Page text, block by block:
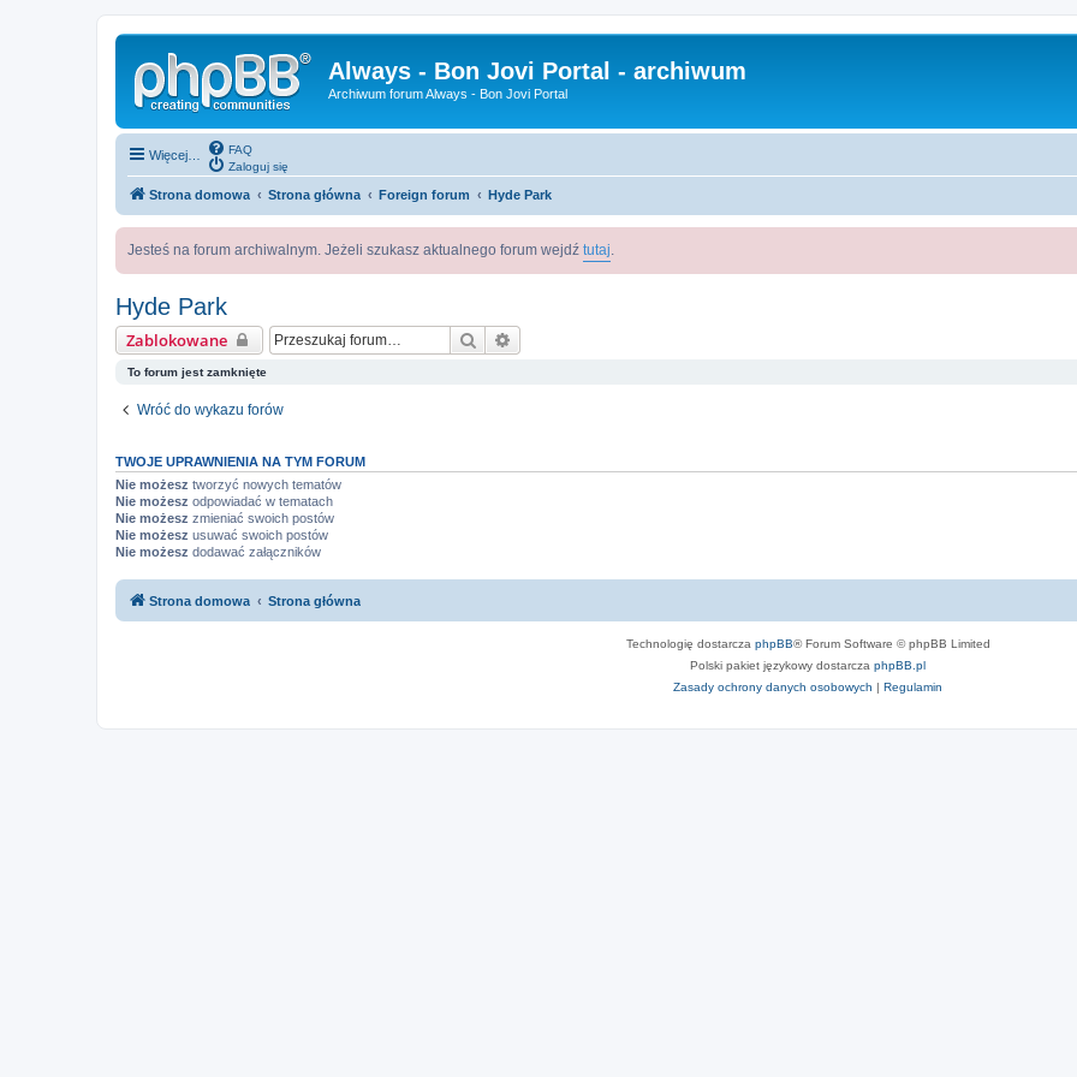
Always - Bon Jovi Portal - archiwum
Archiwum forum Always - Bon Jovi Portal
Więcej…
FAQ
Zaloguj się
Strona domowa Strona główna Foreign forum Hyde Park
Jesteś na forum archiwalnym. Jeżeli szukasz aktualnego forum wejdź tutaj
Hyde Park
Zablokowane Szukaj
To forum jest zamknięte
Wróć do wykazu forów
TWOJE UPRAWNIENIA NA TYM FORUM
Nie możesz tworzyć nowych tematów
Nie możesz odpowiadać w tematach
Nie możesz zmieniać swoich postów
Nie możesz usuwać swoich postów
Nie możesz dodawać załączników
Strona domowa Strona główna
Technologię dostarcza phpBB® Forum Software © phpBB Limited
Polski pakiet językowy dostarcza phpBB.pl
Zasady ochrony danych osobowych | Regulamin